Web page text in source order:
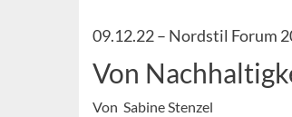
09.12.22 – Nordstil Forum
Von
Von Sabine Stenzel